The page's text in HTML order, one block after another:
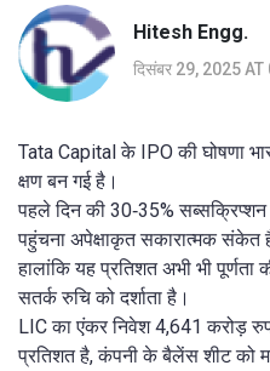
Hitesh Engg.
दिसंबर 29, 2025
Tata Capital के IPO की घोषणा
क्षण बन गई है।
पहले दिन की 30‑35%
पहुंचना अपेक्षाकृत सकारात्मक संकेत
हालांकि यह प्रतिशत अभी भी
सतर्क रुचि को दर्शाता है।
LIC का एंकर निवेश 4,641 करोड़
प्रतिशत है, कंपनी के बैलेंस शीट को